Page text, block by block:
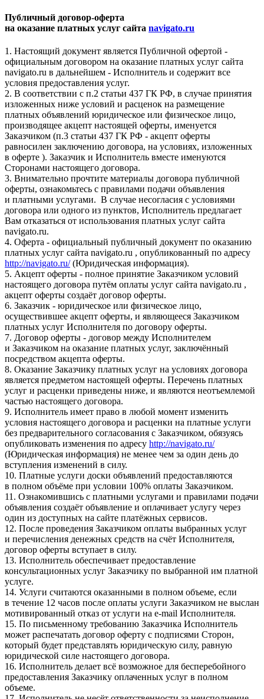
Публичный договор-оферта
на оказание платных услуг сайта navigato.ru
1. Настоящий документ является Публичной офертой -
официальным договором на оказание платных услуг сайта
navigato.ru в дальнейшем - Исполнитель и содержит все
условия предоставления услуг.
2. В соответствии с п.2 статьи 437 ГК РФ, в случае принятия
изложенных ниже условий и расценок на размещение
платных объявлений юридическое или физическое лицо,
производящее акцепт настоящей оферты, именуется
Заказчиком (п.3 статьи 437 ГК РФ - акцепт оферты
равносилен заключению договора, на условиях, изложенных
в оферте ). Заказчик и Исполнитель вместе именуются
Сторонами настоящего договора.
3. Внимательно прочтите материалы договора публичной
оферты, ознакомьтесь с правилами подачи объявления
и платными услугами. В случае несогласия с условиями
договора или одного из пунктов, Исполнитель предлагает
Вам отказаться от использования платных услуг сайта
navigato.ru.
4. Оферта - официальный публичный документ по оказанию
платных услуг сайта navigato.ru , опубликованный по адресу
http://navigato.ru/(Юридическая информация).
5. Акцепт оферты - полное принятие Заказчиком условий
настоящего договора путём оплаты услуг сайта navigato.ru ,
акцепт оферты создаёт договор оферты.
6. Заказчик - юридическое или физическое лицо,
осуществившее акцепт оферты, и являющееся Заказчиком
платных услуг Исполнителя по договору оферты.
7. Договор оферты - договор между Исполнителем
и Заказчиком на оказание платных услуг, заключённый
посредством акцепта оферты.
8. Оказание Заказчику платных услуг на условиях договора
является предметом настоящей оферты. Перечень платных
услуг и расценки приведены ниже, и являются неотъемлемой
частью настоящего договора.
9. Исполнитель имеет право в любой момент изменить
условия настоящего договора и расценки на платные услуги
без предварительного согласования с Заказчиком, обязуясь
опубликовать изменения по адресу http://navigato.ru/
(Юридическая информация) не менее чем за один день до
вступления изменений в силу.
10. Платные услуги доски объявлений предоставляются
в полном объёме при условии 100% оплаты Заказчиком.
11. Ознакомившись с платными услугами и правилами подачи
объявления создаёт объявление и оплачивает услугу через
один из доступных на сайте платёжных сервисов.
12. После проведения Заказчиком оплаты выбранных услуг
и перечисления денежных средств на счёт Исполнителя,
договор оферты вступает в силу.
13. Исполнитель обеспечивает предоставление
консультационных услуг Заказчику по выбранной им платной
услуге.
14. Услуги считаются оказанными в полном объеме, если
в течение 12 часов после оплаты услуги Заказчиком не выслан
мотивированный отказ от услуги на e-mail Исполнителя.
15. По письменному требованию Заказчика Исполнитель
может распечатать договор оферту с подписями Сторон,
который будет представлять юридическую силу, равную
юридической силе настоящего договора.
16. Исполнитель делает всё возможное для бесперебойного
предоставления Заказчику оплаченных услуг в полном
объеме.